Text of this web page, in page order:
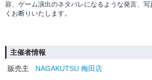
容、ゲーム演出のネタバレになるような発言、写
くお断りいたします。
主催者情報
販売主
NAGAKUTSU 梅田店